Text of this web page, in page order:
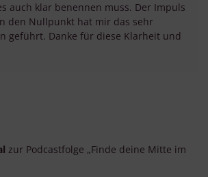
auch klar benennen muss. Der Impuls
den Nullpunkt hat mir das sehr
geführt. Danke für diese Klarheit und
zur Podcastfolge „Finde deine Mitte im